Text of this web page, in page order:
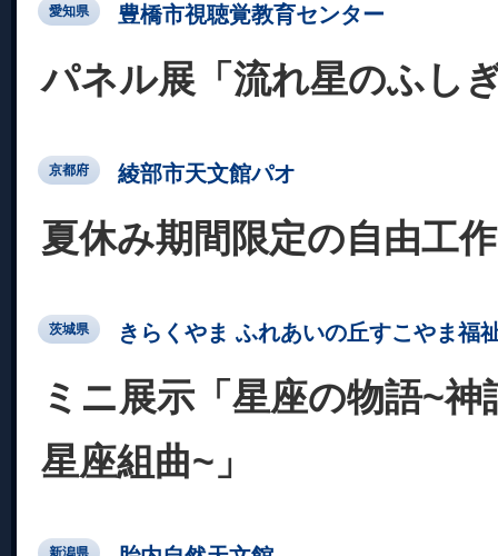
愛知県 豊橋市視聴覚教育センター
パネル展「流れ星のふし
京都府 綾部市天文館パオ
夏休み期間限定の自由工作
茨城県 きらくやま ふれあいの丘すこやま福
ミニ展示「星座の物語~
星座組曲~」